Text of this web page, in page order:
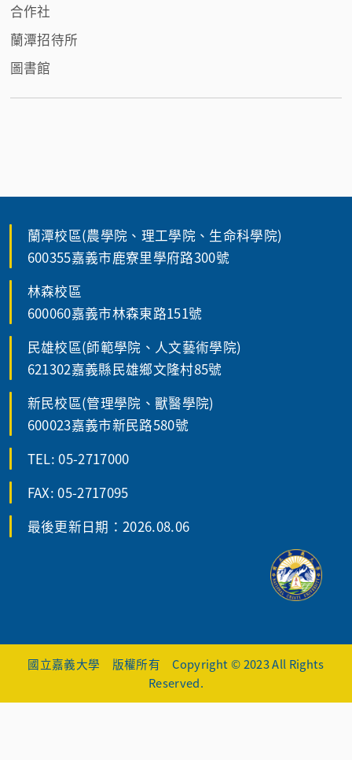
合作社
蘭潭招待所
圖書館
蘭潭校區(農學院、理工學院、生命科學院)
600355嘉義市鹿寮里學府路300號
林森校區
600060嘉義市林森東路151號
民雄校區(師範學院、人文藝術學院)
621302嘉義縣民雄鄉文隆村85號
新民校區(管理學院、獸醫學院)
600023嘉義市新民路580號
TEL: 05-2717000
FAX: 05-2717095
最後更新日期：2026.08.06
國立嘉義大學 版權所有 Copyright © 2023 All Rights
Reserved.